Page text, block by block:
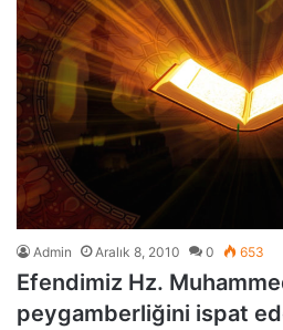
Admin Aralık 8, 2010 0 653
Efendimiz Hz.
peygamberliğini ispat